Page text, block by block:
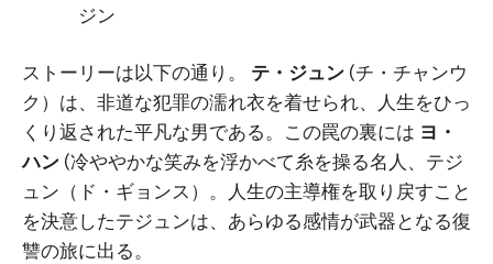
ジン
ストーリーは以下の通り。 テ・ジュン (チ・チャンウ
ク）は、非道な犯罪の濡れ衣を着せられ、人生をひっ
くり返された平凡な男である。この罠の裏には ヨ・
ハン (冷ややかな笑みを浮かべて糸を操る名人、テジ
ュン（ド・ギョンス）。人生の主導権を取り戻すこと
を決意したテジュンは、あらゆる感情が武器となる復
讐の旅に出る。